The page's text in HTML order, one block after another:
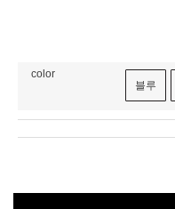
color
블루